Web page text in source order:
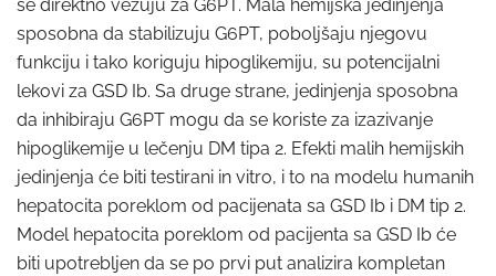
se direktno vezuju za G6PT. Mala hemijska jedinjenja
sposobna da stabilizuju G6PT, poboljšaju njegovu
funkciju i tako koriguju hipoglikemiju, su potencijalni
lekovi za GSD Ib. Sa druge strane, jedinjenja sposobna
da inhibiraju G6PT mogu da se koriste za izazivanje
hipoglikemije u lečenju DM tipa 2. Efekti malih hemijskih
jedinjenja će biti testirani in vitro, i to na modelu humanih
hepatocita poreklom od pacijenata sa GSD Ib i DM tip 2.
Model hepatocita poreklom od pacijenta sa GSD Ib će
biti upotrebljen da se po prvi put analizira kompletan